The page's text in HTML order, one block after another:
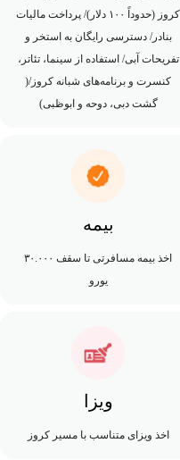
کروز (حدوداً ۱۰۰ دلار)/ پرداخت مالیات
بنادر/ دسترسی رایگان به استخر و
تفریحات آبی/ استفاده از سینما، تئاتر،
کنسرت و برنامه‌های شبانه کروز/(
گشت دبی، دوحه و ابوظبی)
بیمه
اخذ بیمه مسافرتی تا سقف ۳۰.۰۰۰
یورو
ویزا
اخذ ویزای متناسب با مسیر کروز